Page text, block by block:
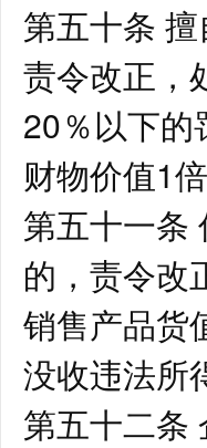
第五十条
责令改正，
20％以下的
财物价值1
第五十一条
的，责令改
销售产品货
没收违法所
第五十二条